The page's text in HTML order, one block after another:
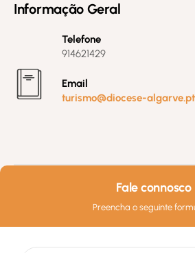
Informação Geral
Telefone
914621429
Email
turismo@diocese-algarve.pt
Fale connosco
Preencha o seguinte